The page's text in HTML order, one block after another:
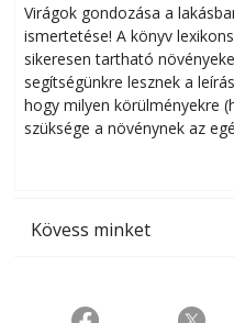
Virágok gondozása a
ismertetése! A könyv
sikeresen tart­ha­tó
segítségünkre lesznek a
hogy milyen körülményekre
szüksége a növénynek az
Kövess minket